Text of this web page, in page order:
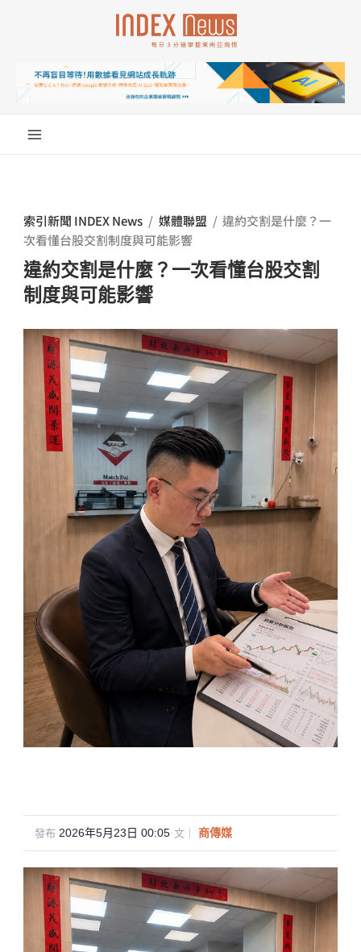
索引新聞 INDEX News / 媒體聯盟 / 違約交割是什麼？一
次看懂台股交割制度與可能影響
違約交割是什麼？一次看懂台股交割
制度與可能影響
發布 2026年5月23日 00:05·文｜ 商傳媒